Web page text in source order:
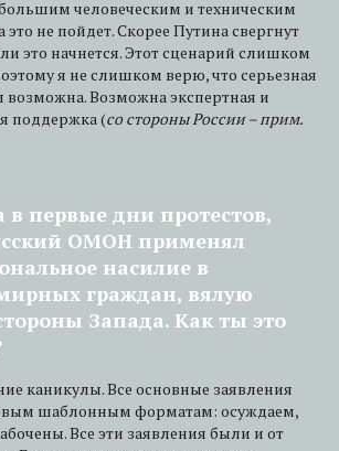
человеческим и техническим
не пойдет. Скорее Путина свергнут
это начнется. Этот сценарий слишком
я не слишком верю, что серьезная
возможна. Возможна экспертная и
поддержка (со стороны России – прим.
в первые дни протестов,
ОМОН применял
насилие в
граждан, вялую
Запада. Как ты это
каникулы. Все основные заявления
шаблонным форматам: осуждаем,
Все эти заявления были и от